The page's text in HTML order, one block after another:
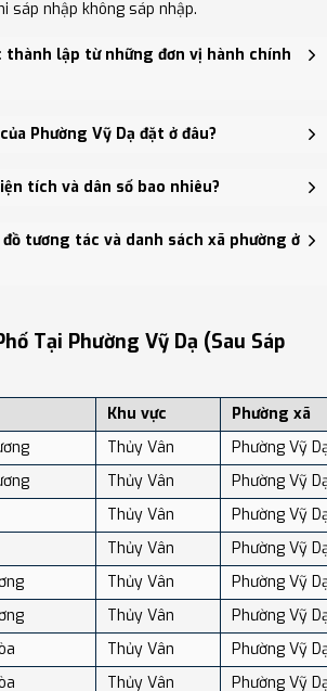
sáp nhập không sáp nhập.
thành lập từ những đơn vị hành chính
lập trên cơ sở sáp nhập Phường Thủy
Phường Vỹ Dạ.
Phường Vỹ Dạ đặt ở đâu?
Phường Vỹ Dạ đặt tại 20 Lâm Hoằng,
khu vực thuận tiện giao thông.
tích và dân số bao nhiêu?
tích: 8.93 km², Dân số: 49,684 người, Mật
người/km²
tương tác và danh sách xã phường ở
- Nền tảng review địa điểm, dịch vụ và du
Tại Phường Vỹ Dạ (sau Sáp
Khu vực
Phường xã
Thủy Vân
Phường Vỹ
Thủy Vân
Phường Vỹ
Thủy Vân
Phường Vỹ
Thủy Vân
Phường Vỹ
Thủy Vân
Phường Vỹ
Thủy Vân
Phường Vỹ
Thủy Vân
Phường Vỹ
Thủy Vân Phường Vỹ